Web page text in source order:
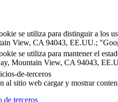
se utiliza para distinguir a los
View, CA 94043, EE.UU.;
se utiliza para mantener el
Mountain View, CA 94043,
de-terceros
al sitio web cargar y mostrar
de terceros